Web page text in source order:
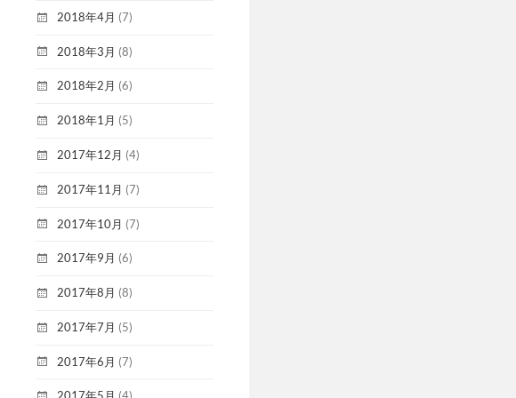
2018年4月 (7)
2018年3月 (8)
2018年2月 (6)
2018年1月 (5)
2017年12月 (4)
2017年11月 (7)
2017年10月 (7)
2017年9月 (6)
2017年8月 (8)
2017年7月 (5)
2017年6月 (7)